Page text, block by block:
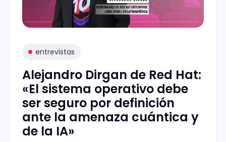
entrevistas
Alejandro Dirgan de Red Hat:
«El sistema operativo debe
ser seguro por definición
ante la amenaza cuántica y
de la IA»